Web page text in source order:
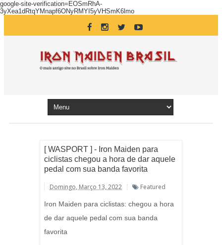
google-site-verification=EOSmRhA-
3yXea1dRtqYMnapf6ONyRMYI5yVHSmK6lmo
[ WASPORT ] - Iron Maiden para
ciclistas chegou a hora de dar aquele
pedal com sua banda favorita
Domingo, Março 13, 2022 Featured
Iron Maiden para ciclistas: chegou a hora
de dar aquele pedal com sua banda
favorita